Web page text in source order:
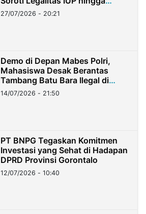
Stockpile
27/07/2026 - 20:21
Demo di Depan Mabes Polri,
Mahasiswa Desak Berantas
Tambang Batu Bara Ilegal di
Lampung
14/07/2026 - 21:50
PT BNPG Tegaskan Komitmen
Investasi yang Sehat di Hadapan
DPRD Provinsi Gorontalo
12/07/2026 - 10:40